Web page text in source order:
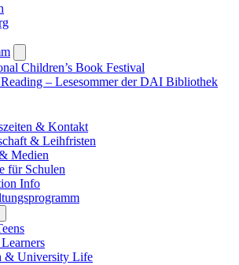
submenu
Children’s Book Festival
– Lesesommer der DAI Bibliothek
& Kontakt
& Leihfristen
Medien
für Schulen
Info
submenu
& University Life